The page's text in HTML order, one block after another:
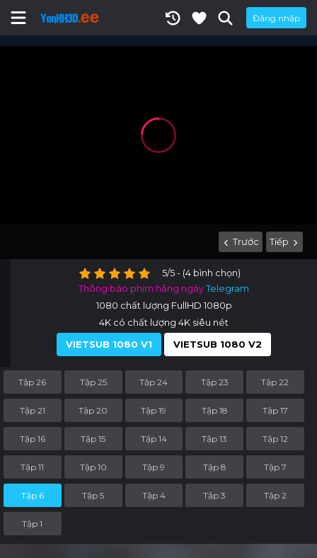
Đăng nhập
Trước Tiếp
5/5 - (4 bình chọn)
Thông báo phim hằng ngàyTelegram
1080 chất lượng FullHD 1080p
4K có chất lượng 4K siêu nét
VIETSUB 1080 V1
VIETSUB 1080 V2
Tập 26 Tập 25 Tập 24 Tập 23 Tập 22
Tập 21 Tập 20 Tập 19 Tập 18 Tập 17
Tập 16 Tập 15 Tập 14 Tập 13 Tập 12
Tập 11 Tập 10 Tập 9 Tập 8 Tập 7
Tập 6 Tập 5 Tập 4 Tập 3 Tập 2
Tập 1